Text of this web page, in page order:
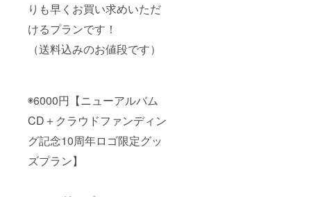
りも早くお買い求めいただ
けるプランです！
（送料込みのお値段です）
◉6000円【ニューアルバム
CD＋クラウドファンディン
グ記念10周年ロゴ限定グッ
ズプラン】